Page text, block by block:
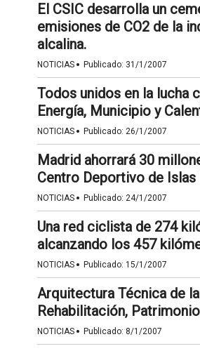
El CSIC desarrolla un
emisiones de CO2 de la
alcalina.
NOTICIAS · Publicado: 31/1/2007
Todos unidos en la lucha
Energía, Municipio y
NOTICIAS · Publicado: 26/1/2007
Madrid ahorrará 30
Centro Deportivo de Islas
NOTICIAS · Publicado: 24/1/2007
Una red ciclista de 274
alcanzando los 457
NOTICIAS · Publicado: 15/1/2007
Arquitectura Técnica de
Rehabilitación,
NOTICIAS · Publicado: 8/1/2007